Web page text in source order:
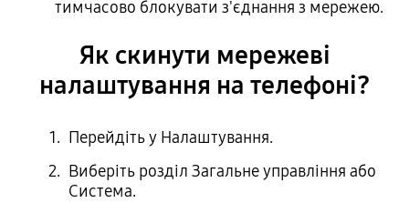
тимчасово блокувати з'єднання з мережею.
Як скинути мережеві
налаштування на телефоні?
Перейдіть у Налаштування.
Виберіть розділ Загальне управління або
Система.